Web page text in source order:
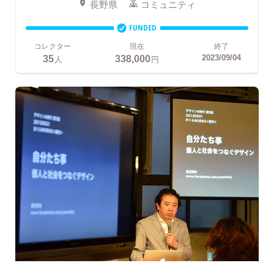
長野県 コミュニティ
FUNDED
コレクター
35 人
現在
338,000円
終了
2023/09/04